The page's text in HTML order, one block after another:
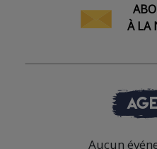
À LA
Aucun